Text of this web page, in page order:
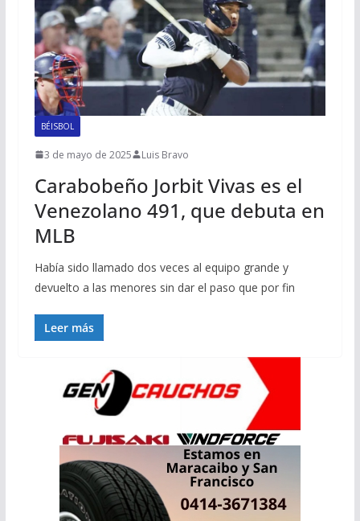
BÉISBOL
3 de mayo de 2025 Luis Bravo
Carabobeño Jorbit Vivas es el
Venezolano 491, que debuta en
MLB
Había sido llamado dos veces al equipo grande y
devuelto a las menores sin dar el paso que por fin
Leer más